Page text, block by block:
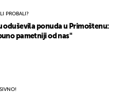
PROBALI?
oduševila ponuda u Primoštenu:
pametniji od nas"